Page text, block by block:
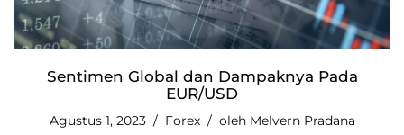
Sentimen Global dan Dampaknya Pada
EUR/USD
Agustus 1, 2023 Forex oleh Melvern Pradana